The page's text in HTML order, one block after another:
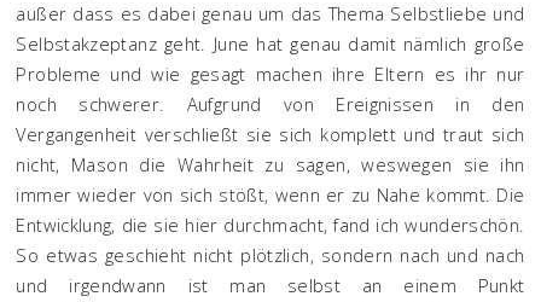
außer dass es dabei genau um das Thema Selbstliebe und
Selbstakzeptanz geht. June hat genau damit nämlich große
Probleme und wie gesagt machen ihre Eltern es ihr nur
noch schwerer. Aufgrund von Ereignissen in den
Vergangenheit verschließt sie sich komplett und traut sich
nicht, Mason die Wahrheit zu sagen, weswegen sie ihn
immer wieder von sich stößt, wenn er zu Nahe kommt. Die
Entwicklung, die sie hier durchmacht, fand ich wunderschön.
So etwas geschieht nicht plötzlich, sondern nach und nach
und irgendwann ist man selbst an einem Punkt